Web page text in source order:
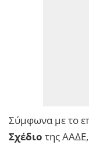
Σύμφωνα με το
Σχέδιο της